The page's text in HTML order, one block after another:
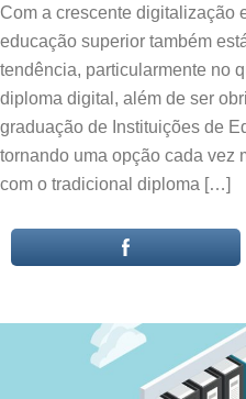
Com a crescente digitalização
educação superior também
tendência, particularmente no
diploma digital, além de ser
graduação de Instituições de
tornando uma opção cada vez
com o tradicional diploma […]